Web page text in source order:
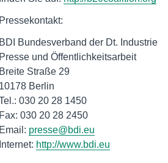
Pressekontakt:
BDI Bundesverband der Dt. Industrie
Presse und Öffentlichkeitsarbeit
Breite Straße 29
10178 Berlin
030 20 28 1450
Fax: 030 20 28 2450
Email: presse@bdi.eu
Internet: http://www.bdi.eu